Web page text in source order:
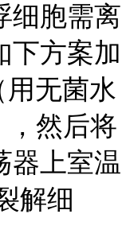
细胞需离
下方案加
用无菌水
，然后将
器上室温
解细